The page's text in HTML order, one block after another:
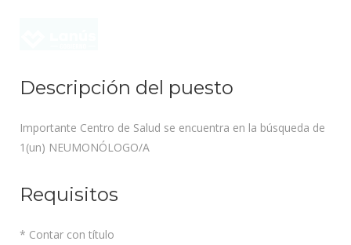
Descripción del puesto
Importante Centro de Salud se encuentra en la búsqueda de
1(un) NEUMONÓLOGO/A
Requisitos
* Contar con título